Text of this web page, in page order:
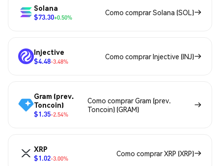
Solana
$73.30+0.50%
Como comprar Solana (SOL)
Injective
$4.48-3.48%
Como comprar Injective (INJ)
Gram (prev.
Toncoin)
$1.35-2.54%
Como comprar Gram (prev.
Toncoin) (GRAM)
XRP
$1.02-3.00%
Como comprar XRP (XRP)